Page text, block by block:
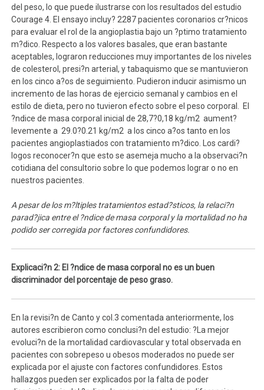
del peso, lo que puede ilustrarse con los resultados del estudio
Courage 4. El ensayo incluy? 2287 pacientes coronarios cr?nicos
para evaluar el rol de la angioplastia bajo un ?ptimo tratamiento
m?dico. Respecto a los valores basales, que eran bastante
aceptables, lograron reducciones muy importantes de los niveles
de colesterol, presi?n arterial, y tabaquismo que se mantuvieron
en los cinco a?os de seguimiento. Pudieron inducir asimismo un
incremento de las horas de ejercicio semanal y cambios en el
estilo de dieta, pero no tuvieron efecto sobre el peso corporal. El
?ndice de masa corporal inicial de 28,7?0,18 kg/m2 aument?
levemente a 29.0?0.21 kg/m2 a los cinco a?os tanto en los
pacientes angioplastiados con tratamiento m?dico. Los cardi?
logos reconocer?n que esto se asemeja mucho a la observaci?n
cotidiana del consultorio sobre lo que podemos lograr o no en
nuestros pacientes.
A pesar de los m?ltiples tratamientos estad?sticos, la relaci?n
parad?jica entre el ?ndice de masa corporal y la mortalidad no ha
podido ser corregida por factores confundidores.
Explicaci?n 2: El ?ndice de masa corporal no es un buen
discriminador del porcentaje de peso graso.
En la revisi?n de Canto y col.3 comentada anteriormente, los
autores escribieron como conclusi?n del estudio: ?La mejor
evoluci?n de la mortalidad cardiovascular y total observada en
pacientes con sobrepeso u obesos moderados no puede ser
explicada por el ajuste con factores confundidores. Estos
hallazgos pueden ser explicados por la falta de poder